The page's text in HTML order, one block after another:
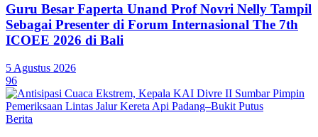
Guru Besar Faperta Unand Prof Novri Nelly Tampil
Sebagai Presenter di Forum Internasional The 7th
ICOEE 2026 di Bali
5 Agustus 2026
96
Berita